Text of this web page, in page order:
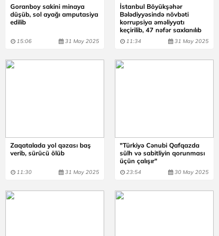
Goranboy sakini minaya
düşüb, sol ayağı amputasiya
edilib
15:06 31 May 2025
İstanbul Böyükşəhər
Bələdiyyəsində növbəti
korrupsiya əməliyyatı
keçirilib, 47 nəfər saxlanılıb
11:34 31 May 2025
Zaqatalada yol qəzası baş
verib, sürücü ölüb
11:30 31 May 2025
"Türkiyə Cənubi Qafqazda
sülh və sabitliyin qorunması
üçün çalışır"
23:54 30 May 2025